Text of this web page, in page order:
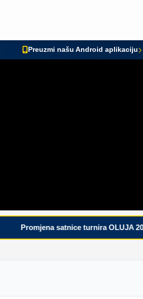
Preuzmi našu Android aplikaciju
Promjena satnice turnira OLUJA 2026